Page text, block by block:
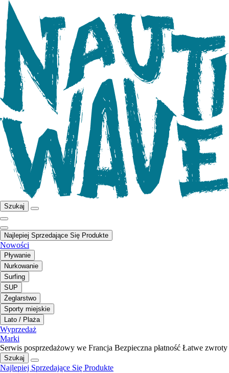
Szukaj
Najlepiej Sprzedające Się Produkte
Nowości
Pływanie
Nurkowanie
Surfing
SUP
Żeglarstwo
Sporty miejskie
Lato / Plaża
Wyprzedaż
Marki
Serwis posprzedażowy we Francja Bezpieczna płatność Łatwe zwroty
Szukaj
Najlepiej Sprzedające Się Produkte